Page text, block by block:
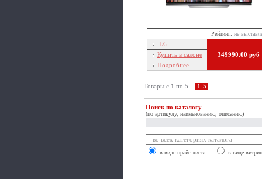
Рейтинг: не
LG
349990.00 руб
Купить в салоне
Подробнее
Товары c 1 по 5 1-5
Поиск по каталогу
(по артикулу, наименованию, описанию)
в виде прайс-листа в виде